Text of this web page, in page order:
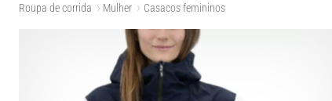
Roupa de corrida Mulher Casacos femininos